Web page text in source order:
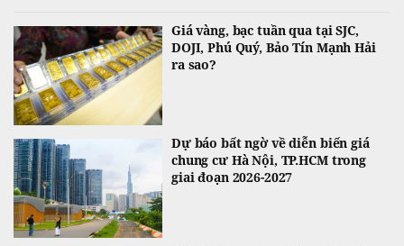
Giá vàng, bạc tuần qua tại SJC,
DOJI, Phú Quý, Bảo Tín Mạnh Hải
ra sao?
Dự báo bất ngờ về diễn biến giá
chung cư Hà Nội, TP.HCM trong
giai đoạn 2026-2027